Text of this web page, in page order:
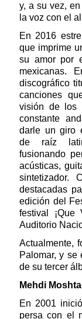
y, a su vez,
la voz con el
En 2016
que imprime
su amor por
mexicanas.
discográfico
canciones
visión de los
constante
darle un giro
de raíz
fusionando
acústicas,
sintetizador.
destacadas
edición del
festival ¡Que
Auditorio
Actualmente,
Palomar, y se
de su tercer
Mehdi
En 2001
persa con el